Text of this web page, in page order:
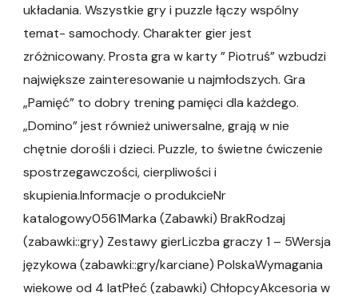
układania. Wszystkie gry i puzzle łączy wspólny
temat- samochody. Charakter gier jest
zróżnicowany. Prosta gra w karty ” Piotruś” wzbudzi
największe zainteresowanie u najmłodszych. Gra
„Pamięć” to dobry trening pamięci dla każdego.
„Domino” jest również uniwersalne, grają w nie
chętnie dorośli i dzieci. Puzzle, to świetne ćwiczenie
spostrzegawczości, cierpliwości i
skupienia.Informacje o produkcieNr
katalogowy0561Marka (Zabawki) BrakRodzaj
(zabawki::gry) Zestawy gierLiczba graczy 1 – 5Wersja
językowa (zabawki::gry/karciane) PolskaWymagania
wiekowe od 4 latPłeć (zabawki) ChłopcyAkcesoria w